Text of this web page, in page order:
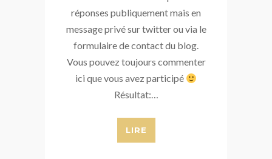
réponses publiquement mais en
message privé sur twitter ou via le
formulaire de contact du blog.
Vous pouvez toujours commenter
ici que vous avez participé
Résultat:…
LIRE